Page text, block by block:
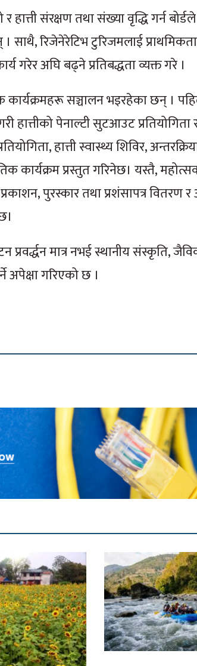
संरक्षण तथा संख्या वृद्धि गर्न
साथै, रिजेनेरेटिभ टुरिजमलाई
गरेर अघि बढ्ने प्रतिबद्धता व्यक्त गरे ।
सञ्चालन भइरहेका छन् ।
हात्तीको पेनाल्टी सुटआउट
हात्ती स्वास्थ्य शिविर,
कार्यक्रम प्रस्तुत गरिनेछ। यस्तै,
प्रकाशन, पुरस्कार तथा प्रशंसापत्र
मात्र नभई स्थानीय संस्कृति,
अपेक्षा गरिएको छ ।